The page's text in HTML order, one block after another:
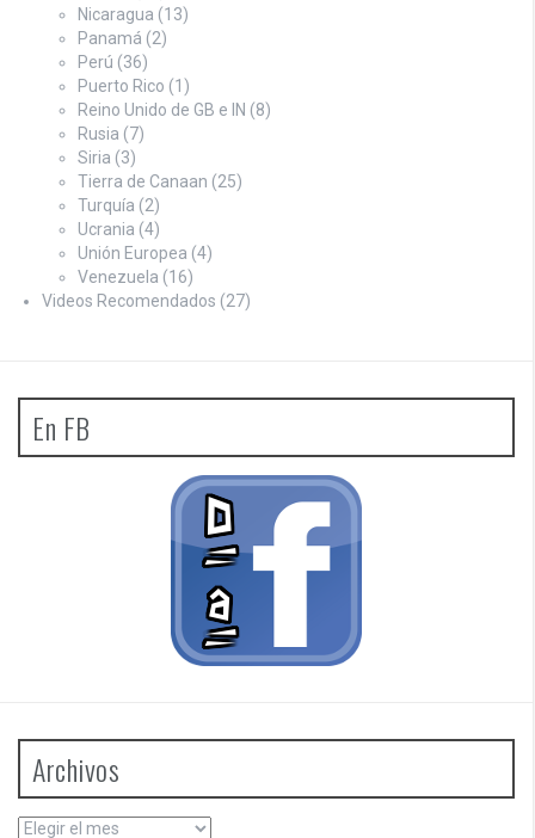
Nicaragua (13)
Panamá (2)
Perú (36)
Puerto Rico (1)
Reino Unido de GB e IN (8)
Rusia (7)
Siria (3)
Tierra de Canaan (25)
Turquía (2)
Ucrania (4)
Unión Europea (4)
Venezuela (16)
Videos Recomendados (27)
En FB
Archivos
Archivos